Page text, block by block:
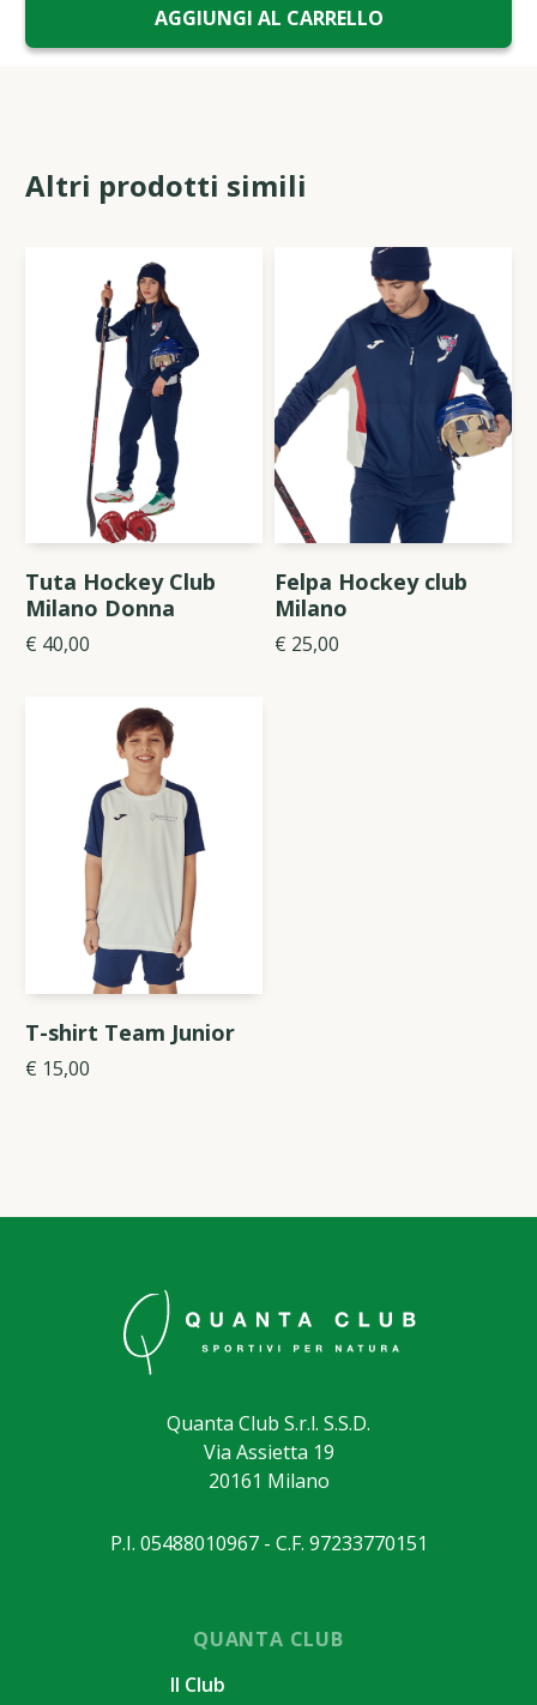
Altri prodotti simili
Tuta Hockey Club
Milano Donna
€ 40,00
Felpa Hockey club
Milano
€ 25,00
T-shirt Team Junior
€ 15,00
Quanta Club S.r.l. S.S.D.
Via Assietta 19
20161 Milano
P.I. 05488010967 - C.F. 97233770151
QUANTA CLUB
Il Club